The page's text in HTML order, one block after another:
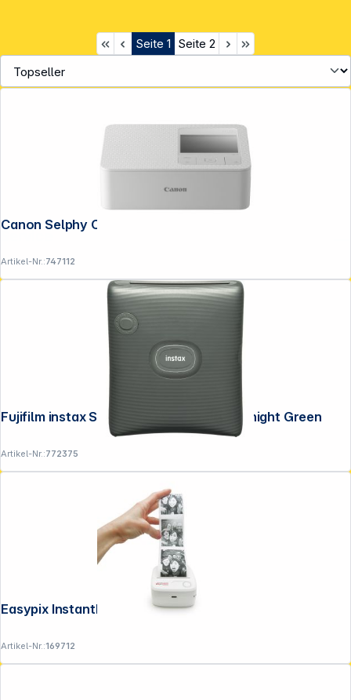
Seite 1 Seite 2
Canon Selphy CP-1500 weiß
Artikel-Nr.:747112
Fujifilm instax SQUARE SQ Link EX D Midnight Green
Artikel-Nr.:772375
Easypix InstantFUN P1 Pocket Printer
Artikel-Nr.:169712